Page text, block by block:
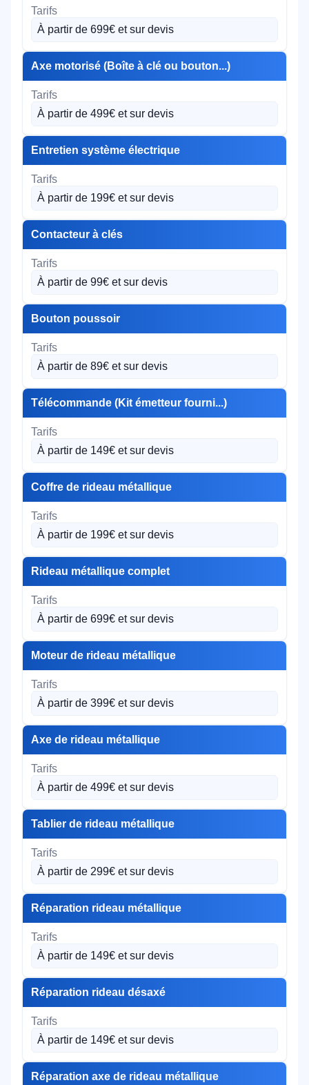
À partir de 699€ et sur devis
Axe motorisé (Boîte à clé ou bouton...)
À partir de 499€ et sur devis
Entretien système électrique
À partir de 199€ et sur devis
Contacteur à clés
À partir de 99€ et sur devis
Bouton poussoir
À partir de 89€ et sur devis
Télécommande (Kit émetteur fourni...)
À partir de 149€ et sur devis
Coffre de rideau métallique
À partir de 199€ et sur devis
Rideau métallique complet
À partir de 699€ et sur devis
Moteur de rideau métallique
À partir de 399€ et sur devis
Axe de rideau métallique
À partir de 499€ et sur devis
Tablier de rideau métallique
À partir de 299€ et sur devis
Réparation rideau métallique
À partir de 149€ et sur devis
Réparation rideau désaxé
À partir de 149€ et sur devis
Réparation axe de rideau métallique